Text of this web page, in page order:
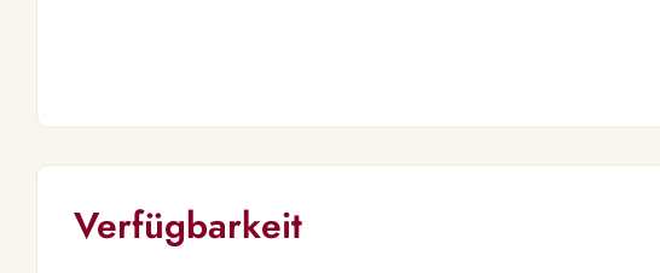
Verfügbarkeit